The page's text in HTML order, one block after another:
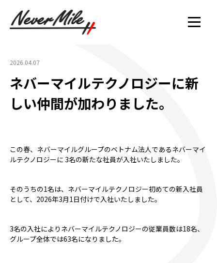
2026.04.07
ネバーマイルテクノロジーに新
しい仲間が加わりました。
この春、ネバーマイルグループのベトナム法人であるネバーマイ
ルテクノロジーに 3名の新たな社員が入社いたしました。
そのうちの1名は、ネバーマイルテクノロジー初めての新入社員
として、2026年3月1日付けで入社いたしました。
3名の入社によりネバーマイルテクノロジーの従業員数は18名、
グループ全体では63名になりました。